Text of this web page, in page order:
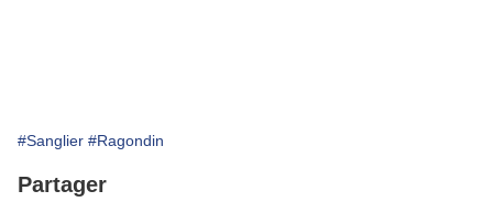
#Sanglier #Ragondin
Partager